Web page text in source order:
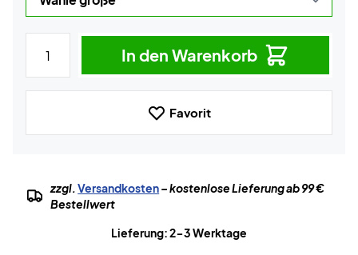
In den Warenkorb
Favorit
zzgl.Versandkosten– kostenlose Lieferung ab 99 €
Bestellwert
Lieferung: 2-3 Werktage